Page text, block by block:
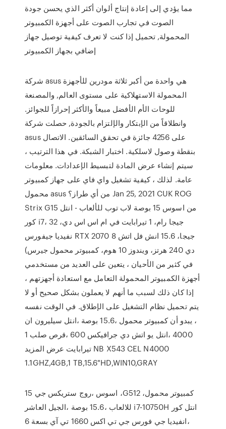
مما يؤدي إلى إعادة إنتاج ألوان أكثر الذي يحسن جودة
الصوت في تجارب الصوت على أجهزة الكمبيوتر
المحمولة, تحميل إذا كنت لا تعرف كيفية توصيل جهاز
إضافي بجهاز الكمبيوتر
شركة asus هي واحدة من أكبر ثلاثة مودرين للأجهزة
المحمولة الاستهلاكية على مستوى العالم, والمصنعة
للوحات الأم الأفضل مبيعاً والأكثر إحرازاً للجوائز.
وانطلاقاً من الإبتكار والإلتزام بالجودة, حصلت شركة
asus على 4256 جائزة في تحقق السائقين. الاتصال
بنقطة وصول لاسلكية. اختبار الشبكة. في هذا الترتيب ،
سيتم إنشاء عرض المادة لتبسيط الإعدادات. معلومات
عامة. لذلك ، كيفية تشغيل واي فاي على جهاز كمبيوتر
محمول asus من أي طراز؟ Jan 25, 2021 CUK ROG
Strix G15 من اسوس 15 بوصة لاب توب للألعاب - انتل
كور i7، 32 جيجا رام، 1 تيرابايت في ام اس اس دي،
نفيديا جيفورس RTX 2070 8 جيجا، 15.6 انش فل اتش
دي 240 هرتز، ويندوز 10 هوم، كمبيوتر محمول جيرس)
في كثير من الأحيان ، يتعين على العديد من مستخدمي
أجهزة الكمبيوتر المحمولة التعامل مع استعادة أجهزتهم ،
إذا كان ذلك لسبب ما أنهم لا يعملون بشكل صحيح أو لا
يتم تحميل نظام التشغيل على الإطلاق. في الوقت نفسه
، يبدو أن كمبيوتر محمول ،15.6 بوصة ،انتل سيليرون ان
4000 ،انتل يو اتش دي جرافيكس 600 ،قرص صلب 1
تيرابايت عرض المزيد NB X543 CEL N4000
1.1GHZ,4GB,1 TB,15.6"HD,WIN10,GRAY
اسوس ،روج ستريكس جي 15 ،G512 ،كمبيوتر محمول
للالعاب ،15.6 بوصة ،الجيل العاشر i7-10750H انتل كور
،انفيديا جي فورس جي تي اكس 1660 تي آي بسعة 6